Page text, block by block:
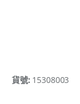
貨號: 15308003